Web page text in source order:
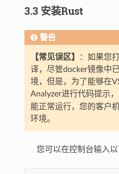
3.3 安装Rust
警告
【常见误区】
：如果您
译，尽管docker镜像中
境，但是，为了能够在
Analyzer进行代码提示
能正常运行，您的客户
环境。
您可以在控制台输入以